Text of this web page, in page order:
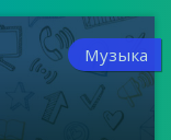
Музыка